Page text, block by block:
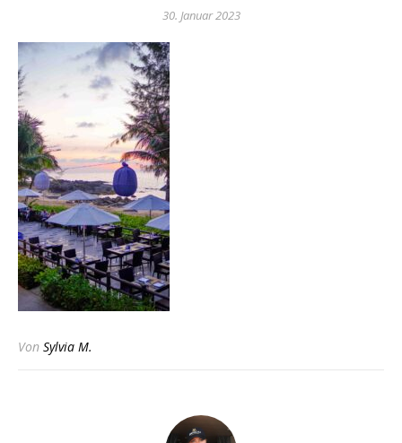
30. Januar 2023
Von Sylvia M.